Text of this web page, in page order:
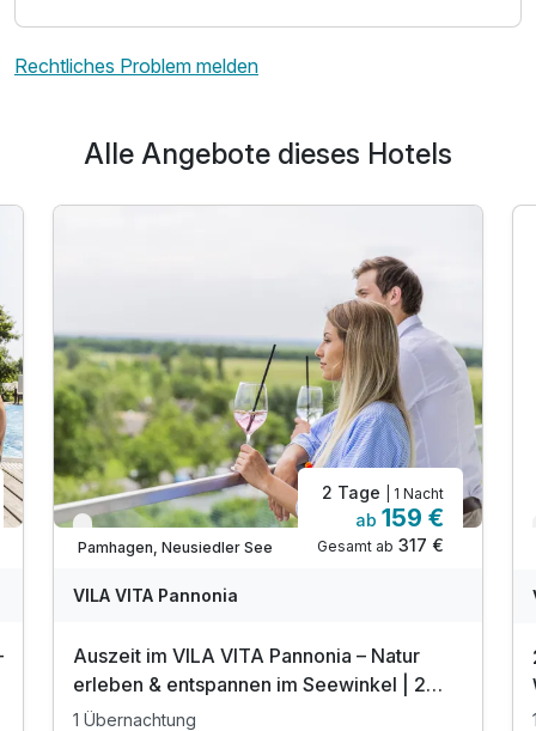
Ausstattung
Zusatznächte
Für 5 Tage p.P. ab1.040,00 €
Suite/n
2 Erwachsene
Rechtliches Problem melden
Alle Angebote dieses Hotels
Verfügbar bis Dezember
Pamhagen, Neusiedler See
2 Tage | 1 Nacht
ab 159 €
Gesamt ab 317 €
VILA VITA Pannonia
Auszeit im VILA VITA Pannonia – Natur
erleben & entspannen im Seewinkel | 2
Tage
1 Übernachtung